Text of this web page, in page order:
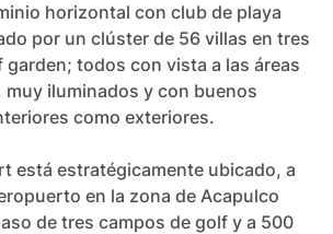
horizontal con club de playa
por un clúster de 56 villas en tres
garden; todos con vista a las áreas
muy iluminados y con buenos
como exteriores.
está estratégicamente ubicado, a
en la zona de Acapulco
de tres campos de golf y a 500